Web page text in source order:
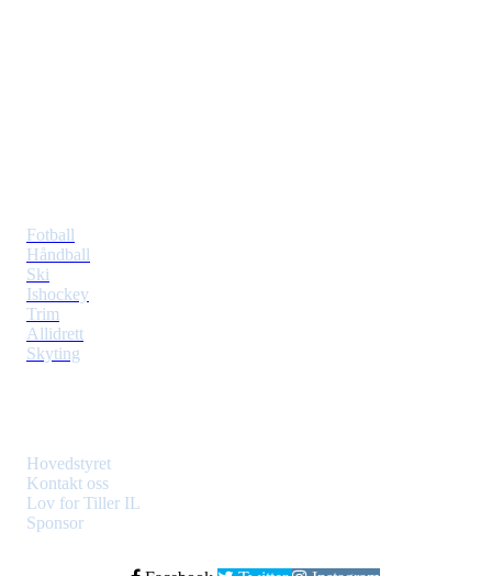
Fotball
Håndball
Ski
Ishockey
Trim
Allidrett
Skyting
Hovedstyret
Kontakt oss
Lov for Tiller IL
Sponsor